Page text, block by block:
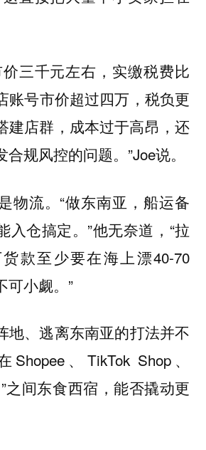
三千元左右，实缴税费比
账号市价超过四万，税负更
店群，成本过于高昂，还
规风控的问题。”Joe说。
物流。“做东南亚，船运备
入仓搞定。”他无奈道，“拉
款至少要在海上漂40-70
可小觑。”
地、逃离东南亚的打法并不
、TikTok Shop、
之间东食西宿，能否撬动更